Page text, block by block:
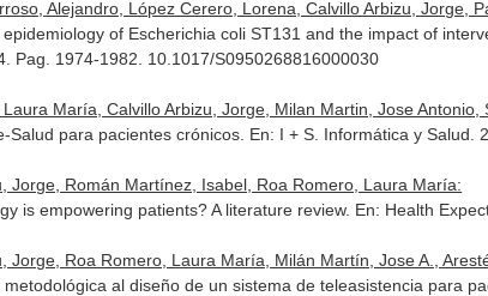
Alejandro, López Cerero, Lorena, Calvillo Arbizu, Jorge,
of Escherichia coli ST131 and the impact of
Pag. 1974-1982. 10.1017/S0950268816000030
María, Calvillo Arbizu, Jorge, Milan Martin, Jose
Salud para pacientes crónicos. En: I + S. Informática y Salud .
Jorge, Román Martínez, Isabel, Roa Romero, Laura María:
is empowering patients? A literature review. En: Health
Jorge, Roa Romero, Laura María, Milán Martín, Jose A.,
al diseño de un sistema de teleasistencia para